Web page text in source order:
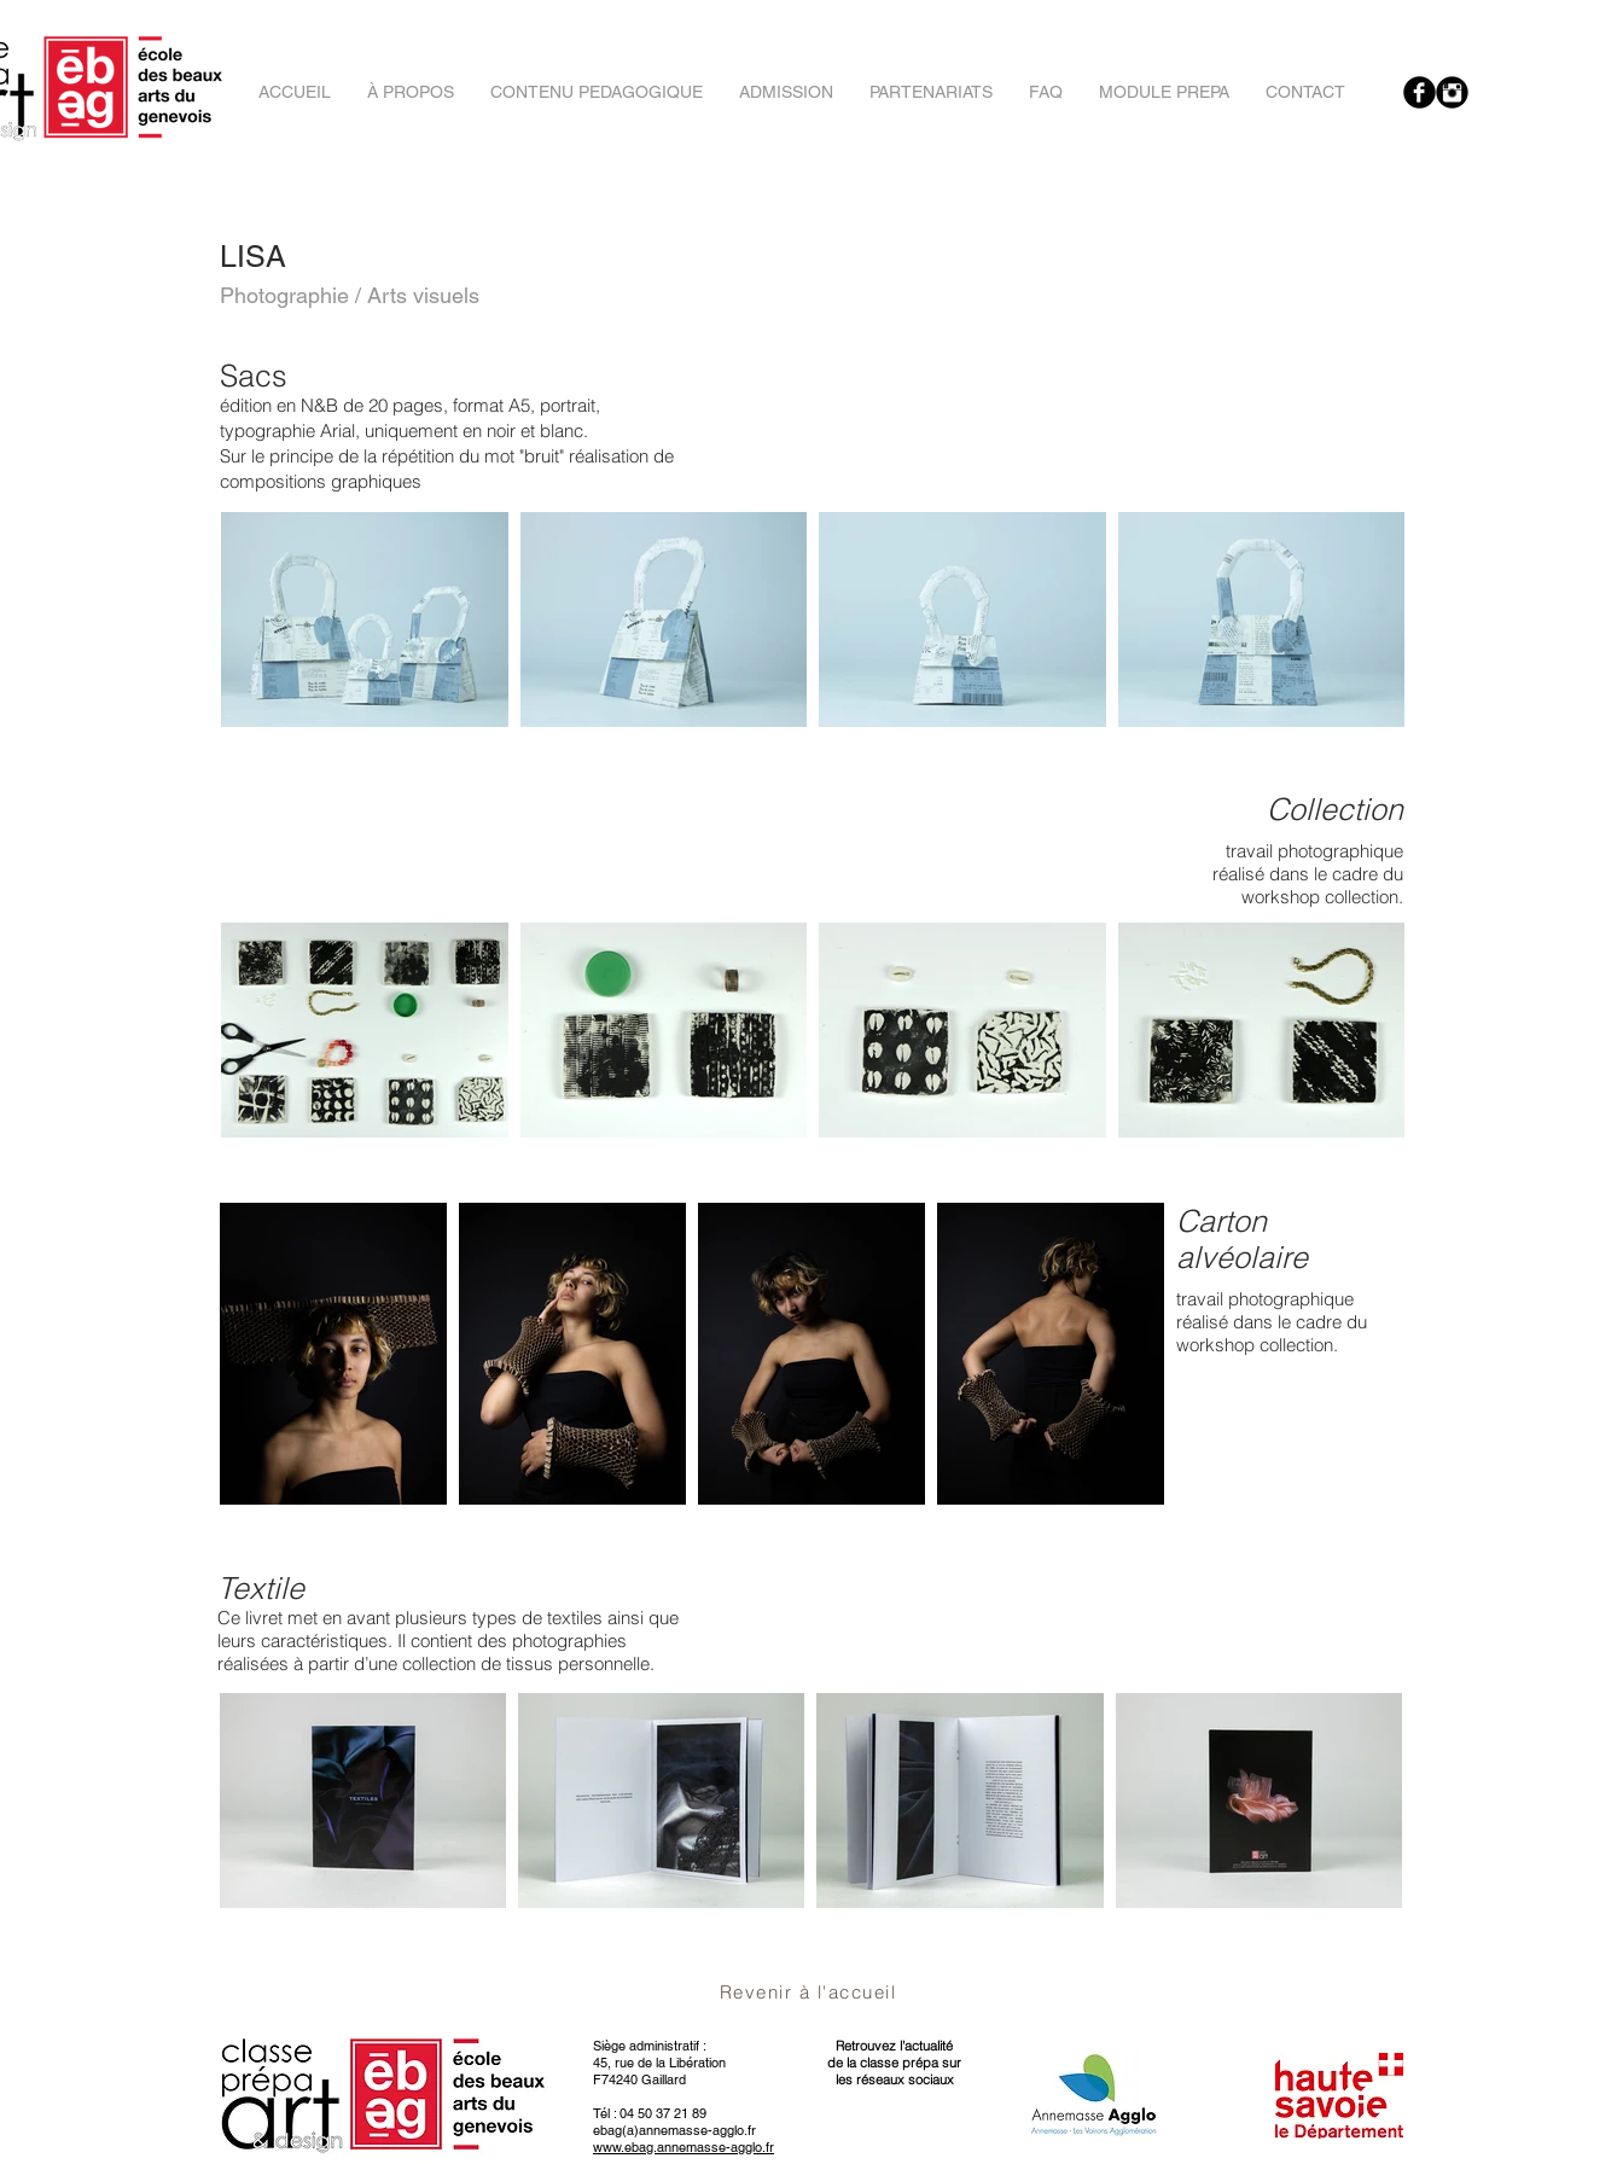
ACCUEIL À PROPOS CONTENU PEDAGOGIQUE ADMISSION PARTENARIATS FAQ MODULE PREPA CONTACT
LISA
Photographie / Arts visuels
Sacs
édition en N&B de 20 pages, format A5, portrait,
typographie Arial, uniquement en noir et blanc.
Sur le principe de la répétition du mot "bruit" réalisation de
compositions graphiques
Collection
travail photographique
réalisé dans le cadre du
workshop collection.
Carton
alvéolaire
travail photographique
réalisé dans le cadre du
workshop collection.
Textile
Ce livret met en avant plusieurs types de textiles ainsi que
leurs caractéristiques. Il contient des photographies
réalisées à partir d’une collection de tissus personnelle.
Revenir à l'accueil
Siège administratif :
45, rue de la Libération
F74240 Gaillard
Tél : 04 50 37 21 89
ebag(a)annemasse-agglo.fr
www.ebag.annemasse-agglo.fr
Retrouvez l'actualité
de la classe prépa sur
les réseaux sociaux